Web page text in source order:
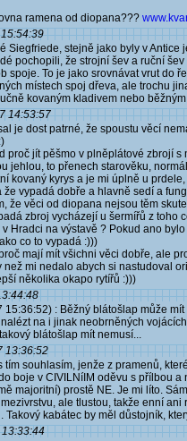
ramena od diopana???
Siegfriede, stejně jako byly v
pochopili, že strojní šev a ruční
spoje. To je jako srovnávat vrut do
místech spoj dřeva, ale trochu
kovaným kladivem nebo
14:53:57
je dost patrné, že spoustu věcí
proč jít pěšmo v plněplátové zbrojí
jehlou, to přenech starověku,
kovaný kyrys a je mi úplně u
že vypadá dobře a hlavně sedí a
že věci od diopana nejsou těm
zbroj vycházejí u šermířů z
v Hradci na výstavě ? Pokud ano
co to vypadá :)))
mají mít všichni věci dobře, ale
mi nedalo abych si nastudoval
několika okapo rytířů :)))
15:36:52) : Běžný blátošlap může
na i jinak neobrněných
blátošlap mít nemusí...
13:36:52
tím souhlasím, jenže z pramenů,
boje v CIVILNíIM oděvu s přílbou
majoritní) prostě NE. Je mi líto.
ale tlustou, takže enní
Takový kabátec by měl důstojník,